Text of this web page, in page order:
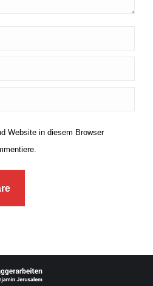
Website in diesem Browser